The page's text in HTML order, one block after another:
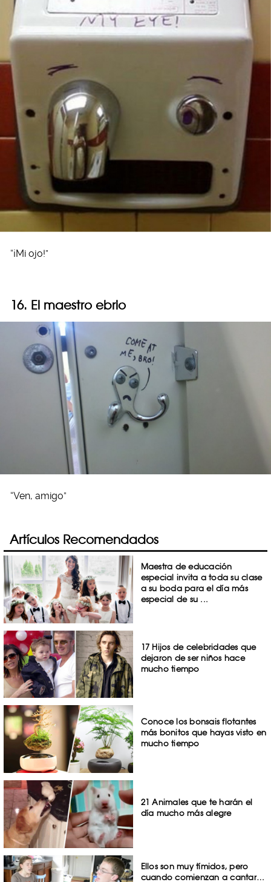
“¡Mi ojo!”
16. El maestro ebrio
“Ven, amigo”
Artículos Recomendados
Maestra de educación
especial invita a toda su clase
a su boda para el día más
especial de su ...
17 Hijos de celebridades que
dejaron de ser niños hace
mucho tiempo
Conoce los bonsais flotantes
más bonitos que hayas visto en
mucho tiempo
21 Animales que te harán el
día mucho más alegre
Ellos son muy tímidos, pero
cuando comienzan a cantar…